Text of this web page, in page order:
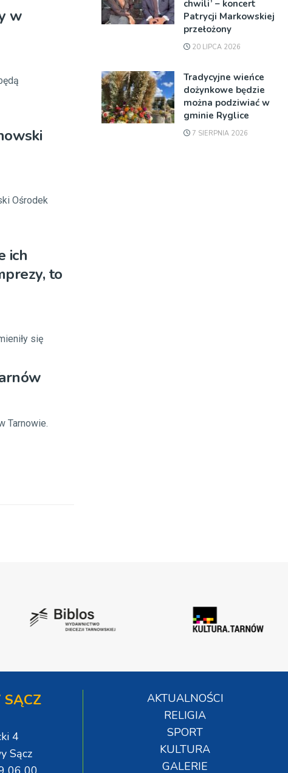
w
Ośrodek
ich
to
się
Tarnowie.
chwili’ – koncert
Patrycji Markowskiej
przełożony
20 LIPCA 2026
Tradycyjne wieńce
dożynkowe będzie
można podziwiać w
gminie Ryglice
7 SIERPNIA 2026
4
Sącz
AKTUALNOŚCI
RELIGIA
SPORT
KULTURA
GALERIE